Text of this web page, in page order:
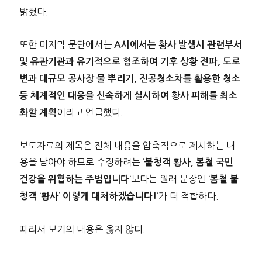
밝혔다.
또한 마지막 문단에서는A시에서는 황사 발생시 관련부서
및 유관기관과 유기적으로 협조하여 기후 상황 전파, 도로
변과 대규모 공사장 물 뿌리기, 진공청소차를 활용한 청소
등 체계적인 대응을 신속하게 실시하여 황사 피해를 최소
화할 계획 이라고 언급했다.
보도자료의 제목은 전체 내용을 압축적으로 제시하는 내
용을 담아야 하므로 수정하려는 ‘불청객 황사, 봄철 국민
건강을 위협하는 주범입니다‘보다는 원래 문장인 ‘봄철 불
청객 ‘황사’ 이렇게 대처하겠습니다! ‘가 더 적합하다.
따라서 보기의 내용은 옳지 않다.